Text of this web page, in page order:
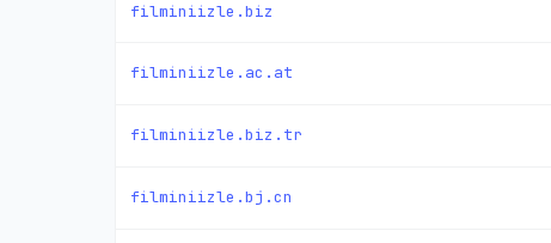
filminiizle.biz
filminiizle.ac.at
filminiizle.biz.tr
filminiizle.bj.cn